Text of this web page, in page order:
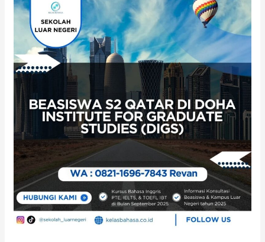
S2
Qatar
Doha
Institute
for
Graduate
(DIGS)
2026